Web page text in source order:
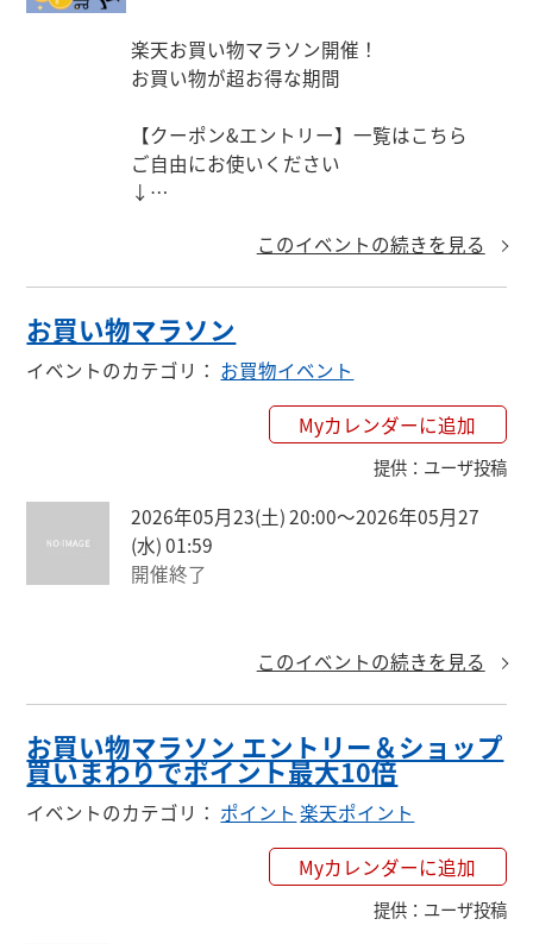
楽天お買い物マラソン開催！
お買い物が超お得な期間
【クーポン&エントリー】一覧はこちら
ご自由にお使いください
↓
このイベントの続きを見る
お買い物マラソン
イベントのカテゴリ ： お買物イベント
Myカレンダーに追加
提供： ユーザ投稿
2026年05月23(土) 20:00〜2026年05月27
(水) 01:59
開催終了
このイベントの続きを見る
お買い物マラソン エントリー＆ショップ
買いまわりでポイント最大10倍
イベントのカテゴリ ： ポイント 楽天ポイント
Myカレンダーに追加
提供： ユーザ投稿